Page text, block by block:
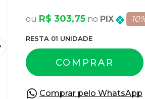
R$ 303,75 PIX
RESTA 01 UNIDADE
COMPRAR
Comprar pelo WhatsApp